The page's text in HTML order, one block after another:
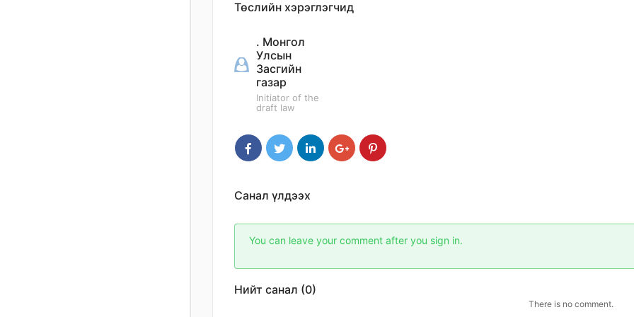
Төслийн хэрэглэгчид
. Монгол
Улсын
Засгийн
газар
Initiator of the
draft law
Санал үлдээх
You can leave your comment after you sign in.
Нийт санал (0)
There is no comment.